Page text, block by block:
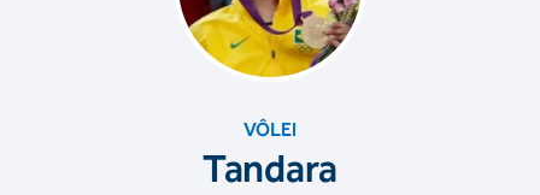
VÔLEI
Tandara